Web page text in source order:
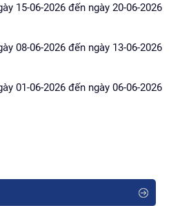
15-06-2026 đến ngày 20-06-2026
08-06-2026 đến ngày 13-06-2026
01-06-2026 đến ngày 06-06-2026